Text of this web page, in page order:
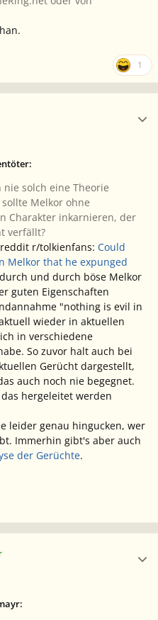
1
solch eine Theorie
Melkor ohne
Charakter inkarnieren, der
verfällt?
r/tolkienfans: Could
Melkor that he expunged
und durch böse Melkor
guten Eigenschaften
"nothing is evil in
wieder in aktuellen
in verschiedene
So zuvor halt auch bei
Gerücht dargestellt,
auch noch nie begegnet.
hergeleitet werden
leider genau hingucken, wer
Immerhin gibt's aber auch
der Gerüchte.